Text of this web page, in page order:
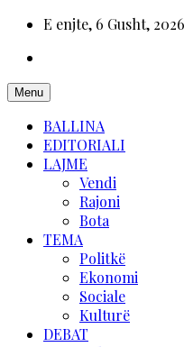
E enjte, 6 Gusht, 2026
Menu
BALLINA
EDITORIALI
LAJME
Vendi
Rajoni
Bota
TEMA
Politkë
Ekonomi
Sociale
Kulturë
DEBAT